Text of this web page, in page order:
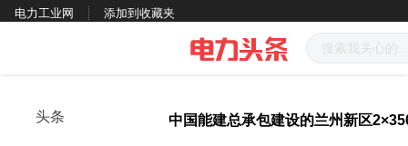
电力工业网 添加到收藏夹
头条 中国能建总承包建设的兰州新区